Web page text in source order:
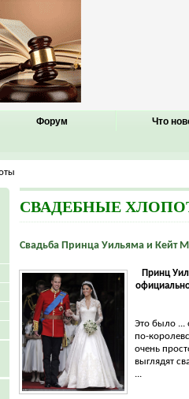
Форум Что
СВАДЕБНЫЕ
Свадьба Принца Уильяма и Кейт
Принц
Это было ...
по-
очень
выглядят
...